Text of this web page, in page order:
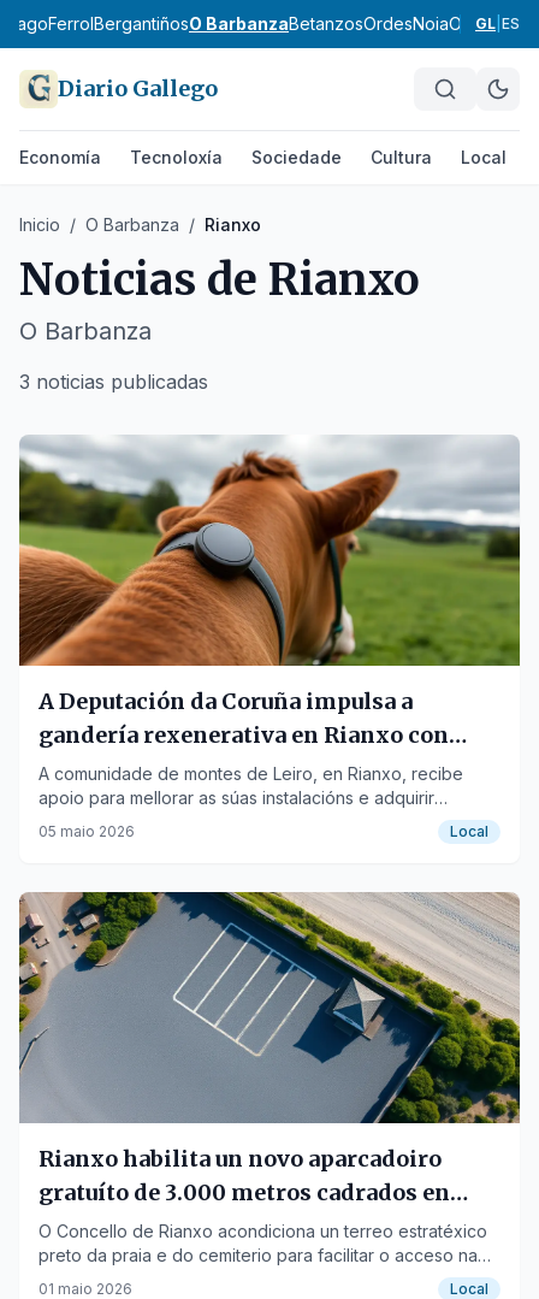
FerrolBergantiñosO BarbanzaBetanzosOrdesNoiaO Eume
GL ES
Diario Gallego
Economía Tecnoloxía Sociedade Cultura Local
Inicio / O Barbanza / Rianxo
Noticias de Rianxo
O Barbanza
3 noticias publicadas
A Deputación da Coruña impulsa a
gandería rexenerativa en Rianxo con
9.200 euros
A comunidade de montes de Leiro, en Rianxo, recibe
apoio para mellorar as súas instalacións e adquirir
tecnoloxía para o silvopastoreo.
05 maio 2026 Local
Rianxo habilita un novo aparcadoiro
gratuíto de 3.000 metros cadrados en
Tanxil
O Concello de Rianxo acondiciona un terreo estratéxico
preto da praia e do cemiterio para facilitar o acceso na
tempada estival e festas.
01 maio 2026 Local